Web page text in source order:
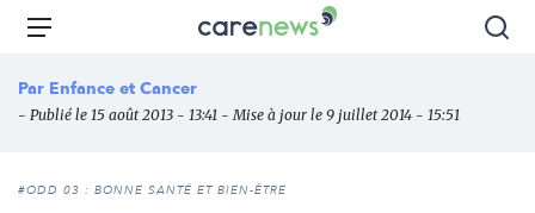
Aller
principal
Carenews,
des
l'engagement
Menu
Par Enfance et Cancer
- Publié le 15 août 2013 - 13:41 - Mise à jour le 9 juillet 2014 - 15:51
#ODD 03 : BONNE SANTÉ ET BIEN-ÊTRE